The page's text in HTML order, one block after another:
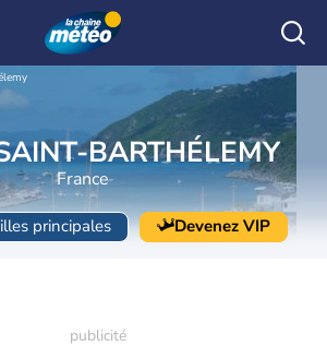
BARTHÉLEMY
France
principales Devenez VIP